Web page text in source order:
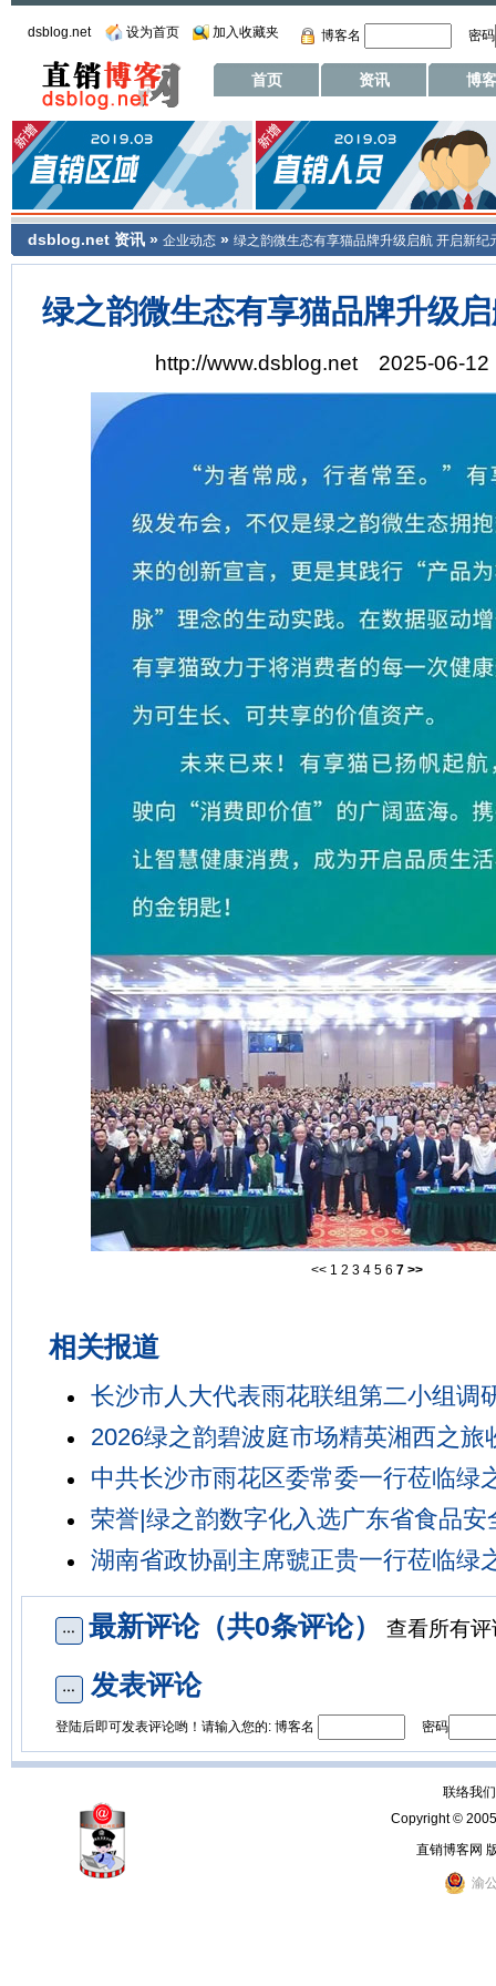
dsblog.net 设为首页 加入收藏夹 博客名 密码
首页 资讯 博客
dsblog.net 资讯 » 企业动态 » 绿之韵微生态有享猫品牌升级启航 开启新纪
绿之韵微生态有享猫品牌升级
http://www.dsblog.net 2025-06-12
<< 1 2 3 4 5 6 7 >>
相关报道
长沙市人大代表雨花联组第二小组调
2026绿之韵碧波庭市场精英湘西之旅
中共长沙市雨花区委常委一行莅临绿
荣誉|绿之韵数字化入选广东省食品安
湖南省政协副主席虢正贵一行莅临绿
最新评论（共0条评论） 查看所有
发表评论
登陆后即可发表评论哟！请输入您的: 博客名 密码
联络我
Copyright ©
直销博客网
渝